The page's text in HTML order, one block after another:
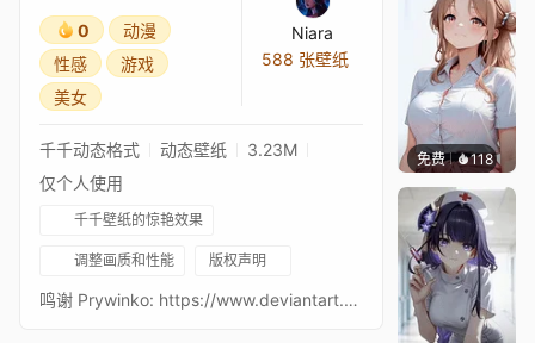
0
动漫
性感
游戏
美女
Niara
588 张壁纸
千千动态格式 动态壁纸
3.23M
仅个人使用
千千壁纸的惊艳效果
调整画质和性能 版权声明
鸣谢 Prywinko: https://www.deviantart.com/prywinko/art/Ciri-and-Ihuarraquax-March-Patreon-Reward-738694464
免费 118渔小小